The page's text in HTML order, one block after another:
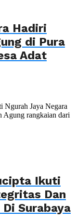
Hadiri
di Pura
Adat
Ngurah Jaya Negara
Agung rangkaian dari
Ikuti
Dan
Surabaya